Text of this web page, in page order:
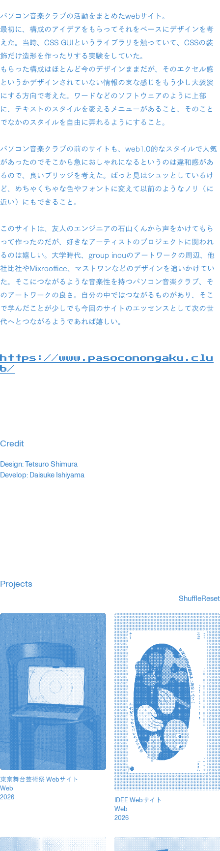
パソコン音楽クラブの活動をまとめたwebサイト。
最初に、構成のアイデアをもらってそれをベースにデザインを考
えた。当時、CSS GUIというライブラリを触っていて、CSSの装
飾だけ造形を作ったりする実験をしていた。
もらった構成はほとんど今のデザインままだが、そのエクセル感
というかデザインされていない情報の束な感じをもう少し大袈裟
にする方向で考えた。ワードなどのソフトウェアのように上部
に、テキストのスタイルを変えるメニューがあること、そのこと
でなかのスタイルを自由に弄れるようにすること。
パソコン音楽クラブの前のサイトも、web1.0的なスタイルで人気
があったのでそこから急におしゃれになるというのは違和感があ
るので、良いブリッジを考えた。ぱっと見はシュッとしているけ
ど、めちゃくちゃな色やフォントに変えて以前のようなノリ（に
近い）にもできること。
このサイトは、友人のエンジニアの石山くんから声をかけてもら
って作ったのだが、好きなアーティストのプロジェクトに関われ
るのは嬉しい。大学時代、group inouのアートワークの周辺、他
社比社やMixrooffice、マストワンなどのデザインを追いかけてい
た。そこにつながるような音楽性を持つパソコン音楽クラブ、そ
のアートワークの良さ。自分の中ではつながるものがあり、そこ
で学んだことが少しでも今回のサイトのエッセンスとして次の世
代へとつながるようであれば嬉しい。
https://www.pasoconongaku.clu
b/
Credit
Design: Tetsuro Shimura
Projects
ShuffleReset
東京舞台芸術祭 Webサイト
Web
2026
IDEE Webサイト
Web
2026